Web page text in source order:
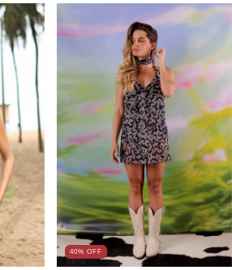
40% OFF